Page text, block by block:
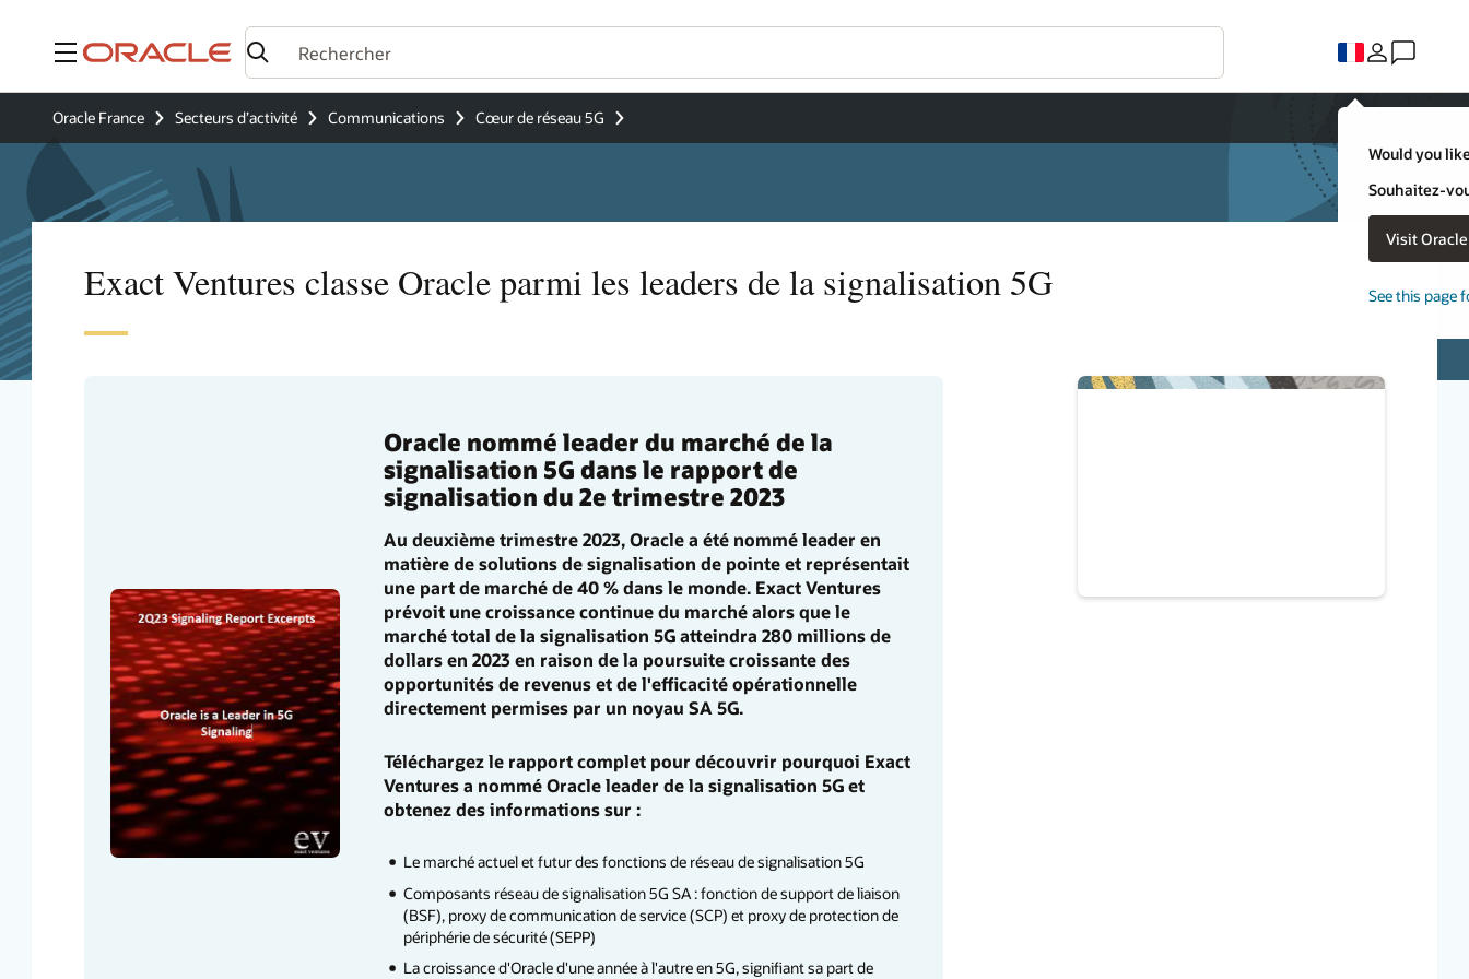
Menu
Would you
Souhaitez-
Visit
See this page
Oracle France Secteurs d’activité Communications Cœur de réseau 5G
Exact Ventures classe Oracle parmi les leaders de la signalisation 5G
Oracle nommé leader du marché de la
signalisation 5G dans le rapport de
signalisation du 2e trimestre 2023
Au deuxième trimestre 2023, Oracle a été nommé leader en
matière de solutions de signalisation de pointe et représentait
une part de marché de 40 % dans le monde. Exact Ventures
prévoit une croissance continue du marché alors que le
marché total de la signalisation 5G atteindra 280 millions de
dollars en 2023 en raison de la poursuite croissante des
opportunités de revenus et de l'efficacité opérationnelle
directement permises par un noyau SA 5G.
Téléchargez le rapport complet pour découvrir pourquoi Exact
Ventures a nommé Oracle leader de la signalisation 5G et
obtenez des informations sur :
Le marché actuel et futur des fonctions de réseau de signalisation 5G
Composants réseau de signalisation 5G SA : fonction de support de liaison
(BSF), proxy de communication de service (SCP) et proxy de protection de
périphérie de sécurité (SEPP)
La croissance d'Oracle d'une année à l'autre en 5G, signifiant sa part de